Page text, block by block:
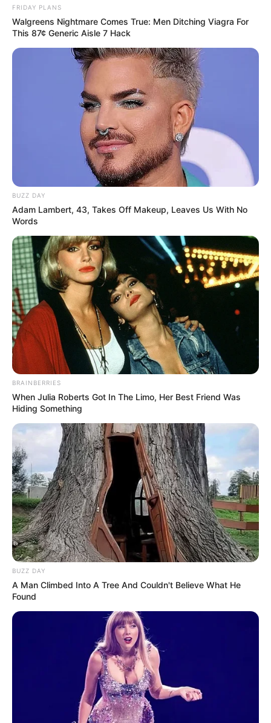
FRIDAY PLANS
Walgreens Nightmare Comes True: Men Ditching Viagra For
This 87¢ Generic Aisle 7 Hack
BUZZ DAY
Adam Lambert, 43, Takes Off Makeup, Leaves Us With No
Words
BRAINBERRIES
When Julia Roberts Got In The Limo, Her Best Friend Was
Hiding Something
BUZZ DAY
A Man Climbed Into A Tree And Couldn't Believe What He
Found